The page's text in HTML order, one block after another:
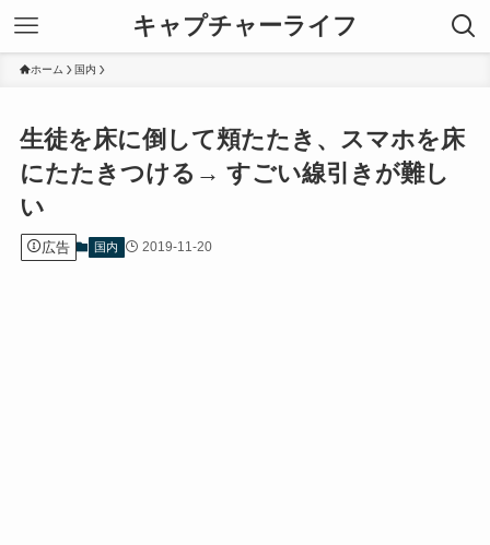
キャプチャーライフ
ホーム 国内
生徒を床に倒して頬たたき、スマホを床
にたたきつける→ すごい線引きが難し
い
広告 国内 2019-11-20